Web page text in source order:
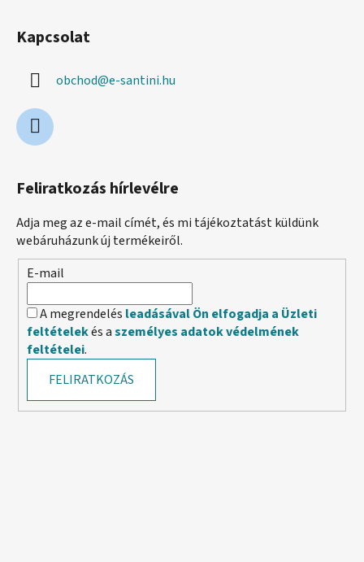
Kapcsolat
obchod@e-santini.hu
Feliratkozás hírlevélre
Adja meg az e-mail címét, és mi tájékoztatást küldünk
webáruházunk új termékeiről.
E-mail
A megrendelés leadásával Ön elfogadja a Üzleti
feltételekés aszemélyes adatok védelmének
feltételei.
FELIRATKOZÁS